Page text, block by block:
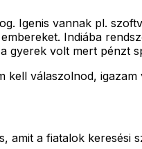
Igenis vannak pl.
Indiába
gyerek volt mert pénzt
kell válaszolnod, igazam
amit a fiatalok